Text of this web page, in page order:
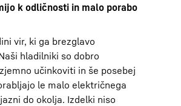
k odličnosti in malo porabo
vir, ki ga brezglavo
hladilniki so dobro
učinkoviti in še posebej
le malo električnega
do okolja. Izdelki niso